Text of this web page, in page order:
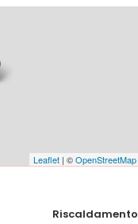
Leaflet | ©OpenStreetMap
Riscaldamento